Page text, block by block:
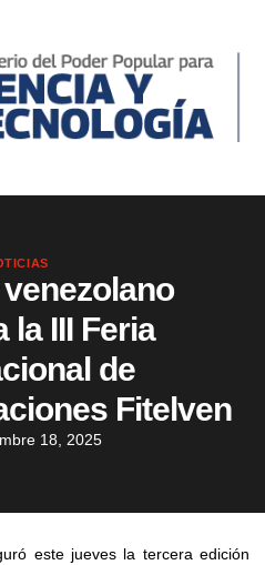
la III Feria
de
Fitelven
18, 2025
este jueves la tercera edición